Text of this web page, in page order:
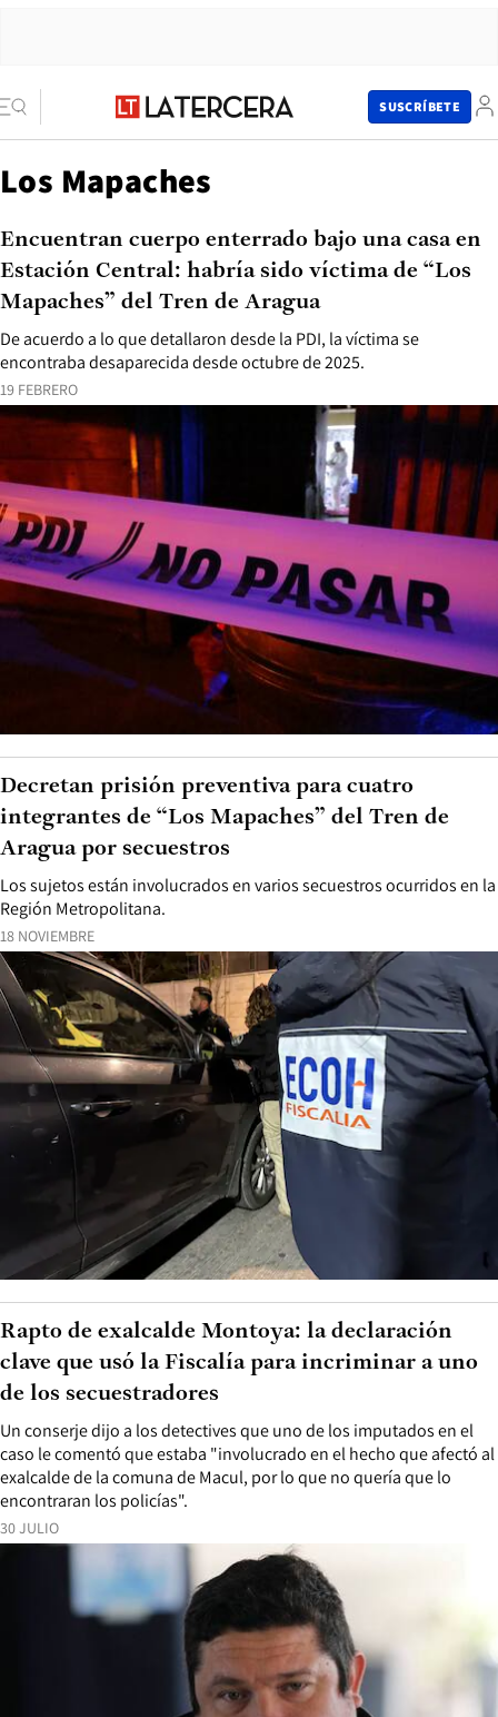
SUSCRÍBETE
Los Mapaches
19 FEBRERO
De acuerdo a lo que detallaron desde la PDI, la víctima se
encontraba desaparecida desde octubre de 2025.
Encuentran cuerpo enterrado bajo una casa en
Estación Central: habría sido víctima de “Los
Mapaches” del Tren de Aragua
18 NOVIEMBRE
Los sujetos están involucrados en varios secuestros ocurridos en la
Región Metropolitana.
Decretan prisión preventiva para cuatro
integrantes de “Los Mapaches” del Tren de
Aragua por secuestros
30 JULIO
Un conserje dijo a los detectives que uno de los imputados en el
caso le comentó que estaba "involucrado en el hecho que afectó al
exalcalde de la comuna de Macul, por lo que no quería que lo
encontraran los policías".
Rapto de exalcalde Montoya: la declaración
clave que usó la Fiscalía para incriminar a uno
de los secuestradores